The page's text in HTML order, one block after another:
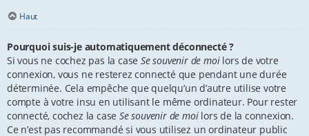
Haut
Pourquoi suis-je automatiquement déconnecté ?
Si vous ne cochez pas la case Se souvenir de moilors de votre
connexion, vous ne resterez connecté que pendant une durée
déterminée. Cela empêche que quelqu’un d’autre utilise votre
compte à votre insu en utilisant le même ordinateur. Pour rester
connecté, cochez la caseSe souvenir de moilors de la connexion.
Ce n’est pas recommandé si vous utilisez un ordinateur public